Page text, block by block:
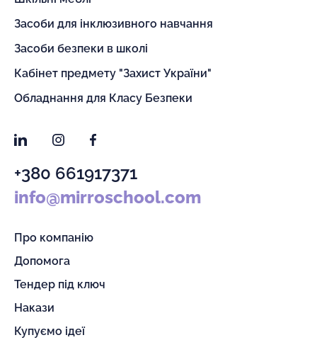
Засоби для інклюзивного навчання
Засоби безпеки в школі
Кабінет предмету "Захист України"
Обладнання для Класу Безпеки
LinkedInInstagramFacebook
+380 661917371
info@mirroschool.com
Про компанію
Допомога
Тендер під ключ
Накази
Купуємо ідеї